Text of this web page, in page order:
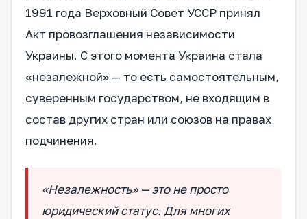
1991 года Верховный Совет УССР принял
Акт провозглашения независимости
Украины. С этого момента Украина стала
«незалежной» — то есть самостоятельным,
суверенным государством, не входящим в
состав других стран или союзов на правах
подчинения.
«Незалежность» — это не просто
юридический статус. Для многих